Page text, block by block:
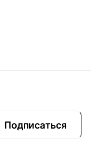
Подписаться